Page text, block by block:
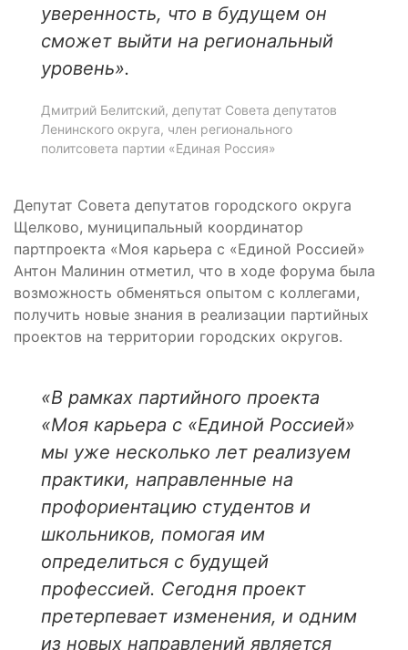
уверенность, что в будущем он
сможет выйти на региональный
уровень».
Дмитрий Белитский, депутат Совета депутатов
Ленинского округа, член регионального
политсовета партии «Единая Россия»
Депутат Совета депутатов городского округа
Щелково, муниципальный координатор
партпроекта «Моя карьера с «Единой Россией»
Антон Малинин отметил, что в ходе форума была
возможность обменяться опытом с коллегами,
получить новые знания в реализации партийных
проектов на территории городских округов.
«В рамках партийного проекта
«Моя карьера с «Единой Россией»
мы уже несколько лет реализуем
практики, направленные на
профориентацию студентов и
школьников, помогая им
определиться с будущей
профессией. Сегодня проект
претерпевает изменения, и одним
из новых направлений является